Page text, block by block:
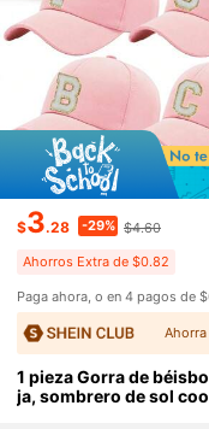
$3.28 -29% $4.60
Ahorros Extra de $0.82
Paga ahora, o en 4 pagos de
1 pieza Gorra de
ja, sombrero de sol